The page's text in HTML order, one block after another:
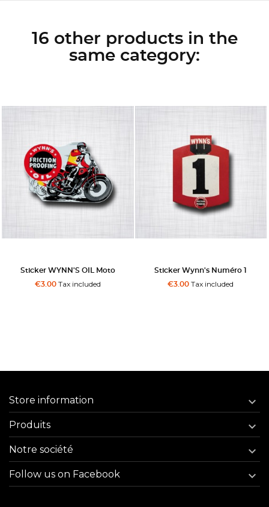
16 other products in the
same category:
Sticker WYNN'S OIL Moto
€3.00Tax included
Sticker Wynn's Numéro 1
€3.00Tax included
Store information 
Produits 
Notre société 
Follow us on Facebook 